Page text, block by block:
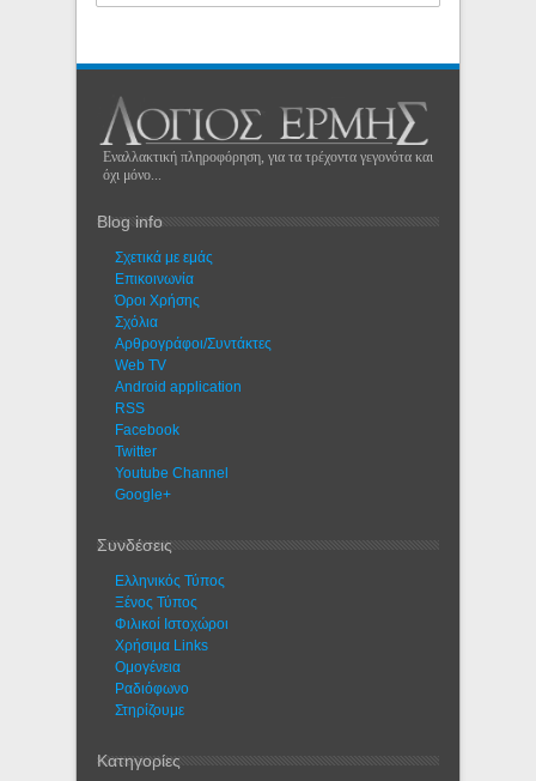
Εναλλακτική πληροφόρηση, για τα τρέχοντα γεγονότα και
όχι μόνο...
Blog info
Σχετικά με εμάς
Eπικοινωνία
Όροι Χρήσης
Σχόλια
Αρθρογράφοι/Συντάκτες
Web TV
Android application
RSS
Facebook
Twitter
Youtube Channel
Google+
Συνδέσεις
Ελληνικός Τύπος
Ξένος Τύπος
Φιλικοί Ιστοχώροι
Χρήσιμα Links
Ομογένεια
Ραδιόφωνο
Στηρίζουμε
Κατηγορίες